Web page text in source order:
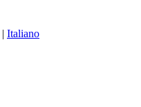
| Italiano